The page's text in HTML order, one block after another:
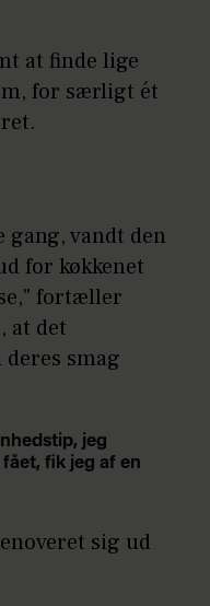
at finde lige
for særligt ét
gang, vandt den
for køkkenet
fortæller
at det
smag
jeg
fik jeg af en
sig ud